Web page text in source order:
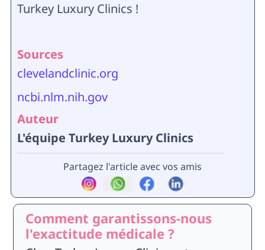
Turkey Luxury Clinics !
Sources
clevelandclinic.org
ncbi.nlm.nih.gov
Auteur
L'équipe Turkey Luxury Clinics
Partagez l'article avec vos amis
Comment garantissons-nous
l'exactitude médicale ?